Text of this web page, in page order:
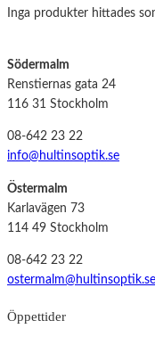
Inga produkter hittades
Södermalm
Renstiernas gata 24
116 31 Stockholm
08-642 23 22
info@hultinsoptik.se
Östermalm
Karlavägen 73
114 49 Stockholm
08-642 23 22
ostermalm@hultinsoptik.se
Öppettider